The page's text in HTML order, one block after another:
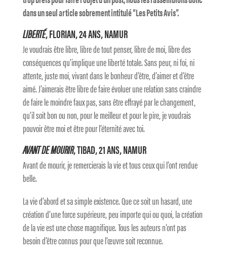
dans un seul article sobrement intitulé “Les Petits Avis”.
LIBERTÉ, FLORIAN, 24 ANS, NAMUR
Je voudrais être libre, libre de tout penser, libre de moi, libre des
conséquences qu’implique une liberté totale. Sans peur, ni foi, ni
attente, juste moi, vivant dans le bonheur d’être, d’aimer et d’être
aimé. J’aimerais être libre de faire évoluer une relation sans craindre
de faire le moindre faux pas, sans être effrayé par le changement,
qu’il soit bon ou non, pour le meilleur et pour le pire, je voudrais
pouvoir être moi et être pour l’éternité avec toi.
AVANT DE MOURIR, TIBAD, 21 ANS, NAMUR
Avant de mourir, je remercierais la vie et tous ceux qui l’ont rendue
belle.
La vie d’abord et sa simple existence. Que ce soit un hasard, une
création d’une force supérieure, peu importe qui ou quoi, la création
de la vie est une chose magnifique. Tous les auteurs n’ont pas
besoin d’être connus pour que l’œuvre soit reconnue.